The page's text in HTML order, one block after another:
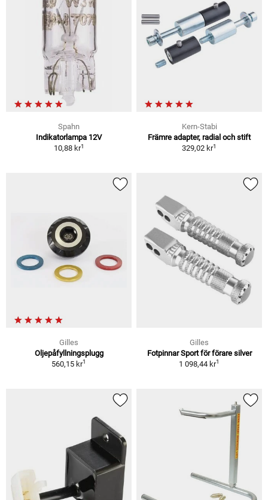
Spahn
Indikatorlampa 12V
10,88 kr1
Kern-Stabi
Främre adapter, radial och stift
329,02 kr1
Gilles
Oljepåfyllningsplugg
560,15 kr1
Gilles
Fotpinnar Sport för förare silver
1 098,44 kr1